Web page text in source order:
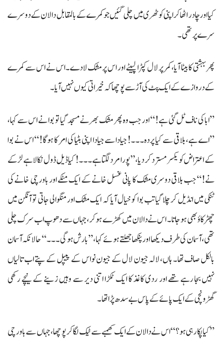
کیا اور چادر اٹھا کر اپنی کوٹھری میں چلی گئیں جو کمرے کے بالمقابل دالان کے دوسرے
سرے پر تھی۔
پھر بہشتی کا بیٹا آیا، کمر پر لال کپڑا لپیٹے اور اس پر مشک لادے۔ اس نے اس سے کمرے
کے دروازے کے ایک پٹ کی آڑ سے پوچھا کہ خیراتی کیوں نہیں آیا۔
’’ابا کی ناف ٹل گئی ہے!‘‘ اور جب وہ پھر مشک بھرنے مسجد گیا تو بوا نے اس سے کہا،
’’اے ہے، بلاقی سے کیا پردہ۔۔۔! جیادا سے جیادا اپنی بٹیا کی امر کا ہوگا!‘‘ اس نے بوا
کے اعتراض کو یکسر مسترد کر دیا، ’’پورا مرد لگتا ہے۔۔۔! کیا ڈیل ڈول نکالا ہے لڑکے
نے!‘‘ جب بلاقی دوسری مشک کا پانی غسل خانے کے ایک مٹکے اور باورچی خانے کی
ٹنکی میں انڈیل کر چلا گیا تب بوا کو خیال آیا کہ ایک مشک اور منگوالی جاتی تو آنگن میں
چھڑکاؤ بھی ہو جاتا۔ اس نے دالان میں کھڑے ہوکر، جہاں سے دھوپ اب سرک چلی
تھی، آسمان کی طرف دیکھا اور پنکھا جھلتے ہوئے کہا، ’’بارش ہوگی۔۔۔‘‘ حالانکہ آسمان
بالکل صاف تھا۔ ہاں، لالہ جیون لال کے جیون نواس کے پیپل کے پتے اب تالیاں
نہیں بجا رہے تھے اور ردی کاغذ کا ایک ٹکڑا اتنی دیر سے وہیں زینے کے نیچے رکھی
گھڑونچی کے ایک پائے کے پاس بےسدھ پڑا تھا۔
’’کیا پکا رہی ہو؟‘‘ اس نے دالان کے ایک کھمبے سے ٹیک لگاکر پوچھا، جہاں سے باورچی